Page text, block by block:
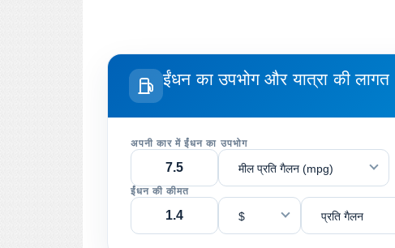
ईंधन का उपभोग और यात्रा की लागत
अपनी कार में ईंधन का उपभोग
मील प्रति गैलन (mpg)
ईंधन की कीमत
$ प्रति गैलन